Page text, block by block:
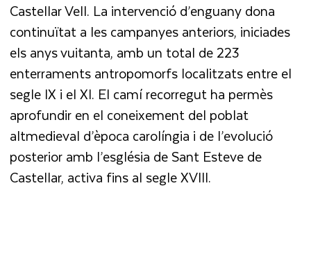
Castellar Vell. La intervenció d’enguany dona
continuïtat a les campanyes anteriors, iniciades
els anys vuitanta, amb un total de 223
enterraments antropomorfs localitzats entre el
segle IX i el XI. El camí recorregut ha permès
aprofundir en el coneixement del poblat
altmedieval d’època carolíngia i de l’evolució
posterior amb l’església de Sant Esteve de
Castellar, activa fins al segle XVIII.